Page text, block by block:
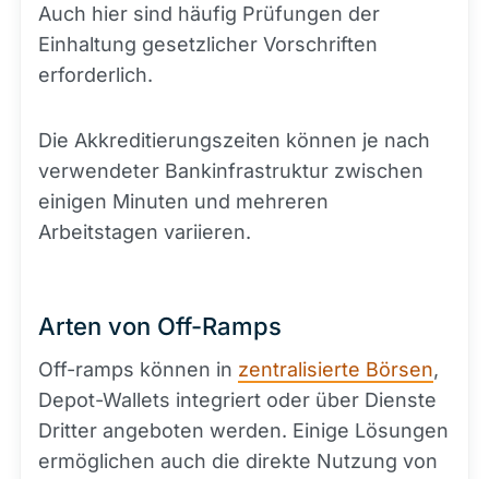
Auch hier sind häufig Prüfungen der
Einhaltung gesetzlicher Vorschriften
erforderlich.
Die Akkreditierungszeiten können je nach
verwendeter Bankinfrastruktur zwischen
einigen Minuten und mehreren
Arbeitstagen variieren.
Arten von Off-Ramps
Off-ramps können in zentralisierte Börsen,
Depot-Wallets integriert oder über Dienste
Dritter angeboten werden. Einige Lösungen
ermöglichen auch die direkte Nutzung von